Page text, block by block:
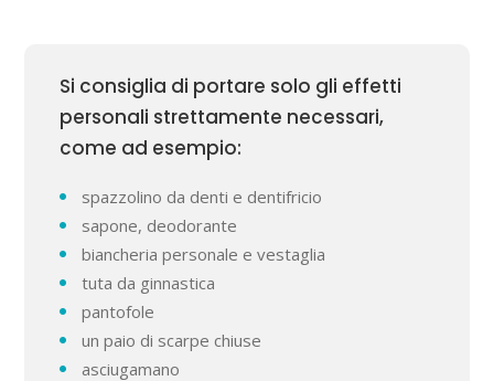
Si consiglia di portare solo gli effetti
personali strettamente necessari,
come ad esempio:
spazzolino da denti e dentifricio
sapone, deodorante
biancheria personale e vestaglia
tuta da ginnastica
pantofole
un paio di scarpe chiuse
asciugamano